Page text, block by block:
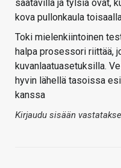
saatavilla ja tylsiä ovat,
kova pullonkaula
Toki mielenkiintoinen
halpa prosessori riittää,
kuvanlaatuasetuksilla.
hyvin lähellä tasoissa
kanssa
Kirjaudu sisään